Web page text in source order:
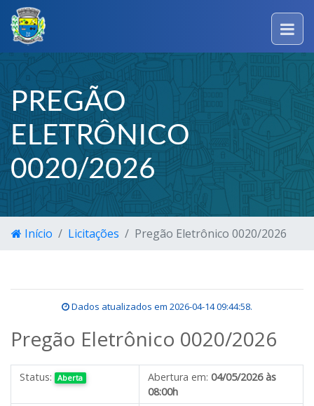
PREGÃO
ELETRÔNICO
0020/2026
Início Licitações Pregão Eletrônico 0020/2026
Dados atualizados em 2026-04-14 09:44:58.
Pregão Eletrônico 0020/2026
Status: Aberta Abertura em: 04/05/2026 às
08:00h